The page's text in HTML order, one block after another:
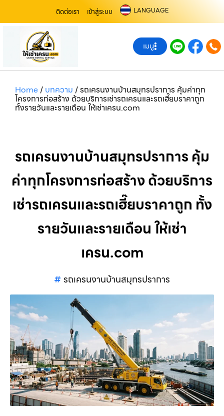
ติดต่อเรา เข้าสู่ระบบ LANGUAGE
เมนู
Home/ บทความ /รถเครนงานบ้านสมุทรปราการ คุ้มค่าทุก
โครงการก่อสร้าง ด้วยบริการเช่ารถเครนและรถเฮี๊ยบราคาถูก
ทั้งรายวันและรายเดือน ให้เช่าเครน.com
รถเครนงานบ้านสมุทรปราการ คุ้ม
ค่าทุกโครงการก่อสร้าง ด้วยบริการ
เช่ารถเครนและรถเฮี๊ยบราคาถูก ทั้ง
รายวันและรายเดือน ให้เช่า
เครน.com
รถเครนงานบ้านสมุทรปราการ